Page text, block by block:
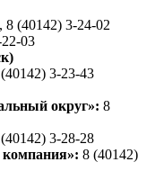
8 (40142) 3-24-02
03
3-23-43
округ»: 8
3-28-28
8 (40142)